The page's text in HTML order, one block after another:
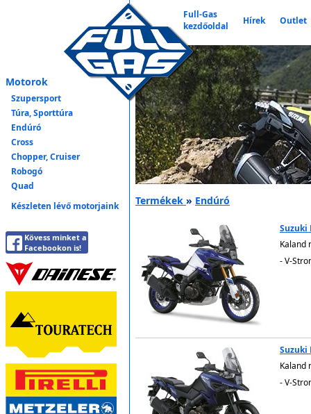
Motorok
Szupersport
Túra, Sporttúra
Endúró
Cross
Chopper, Cruiser
Robogó
Quad
Készleten lévő motorjaink
Kövess minket a
Facebookon is!
Full-Gas
kezdőoldal
Hírek Outlet
Termékek » Endúró
Suzuki
Kaland
- V-
Suzuki
Kaland
- V-